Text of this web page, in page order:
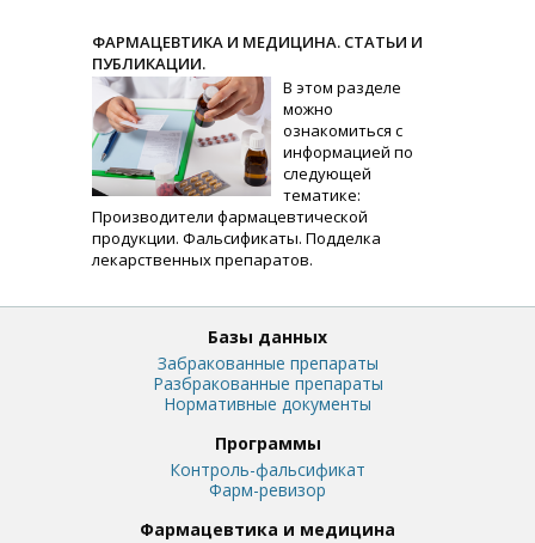
ФАРМАЦЕВТИКА И МЕДИЦИНА. СТАТЬИ И
ПУБЛИКАЦИИ.
В этом разделе
можно
ознакомиться с
информацией по
следующей
тематике:
Производители фармацевтической
продукции. Фальсификаты. Подделка
лекарственных препаратов.
Базы данных
Забракованные препараты
Разбракованные препараты
Нормативные документы
Программы
Контроль-фальсификат
Фарм-ревизор
Фармацевтика и медицина